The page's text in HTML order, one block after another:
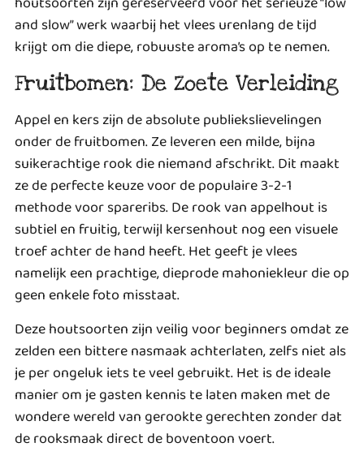
and slow” werk waarbij het vlees urenlang de tijd
krijgt om die diepe, robuuste aroma’s op te nemen.
Fruitbomen: De Zoete Verleiding
Appel en kers zijn de absolute publiekslievelingen
onder de fruitbomen. Ze leveren een milde, bijna
suikerachtige rook die niemand afschrikt. Dit maakt
ze de perfecte keuze voor de populaire3-2-1
methode voor spareribs. De rook van appelhout is
subtiel en fruitig, terwijl kersenhout nog een visuele
troef achter de hand heeft. Het geeft je vlees
namelijk een prachtige, dieprode mahoniekleur die op
geen enkele foto misstaat.
Deze houtsoorten zijn veilig voor beginners omdat ze
zelden een bittere nasmaak achterlaten, zelfs niet als
je per ongeluk iets te veel gebruikt. Het is de ideale
manier om je gasten kennis te laten maken met de
wondere wereld van gerookte gerechten zonder dat
de rooksmaak direct de boventoon voert.